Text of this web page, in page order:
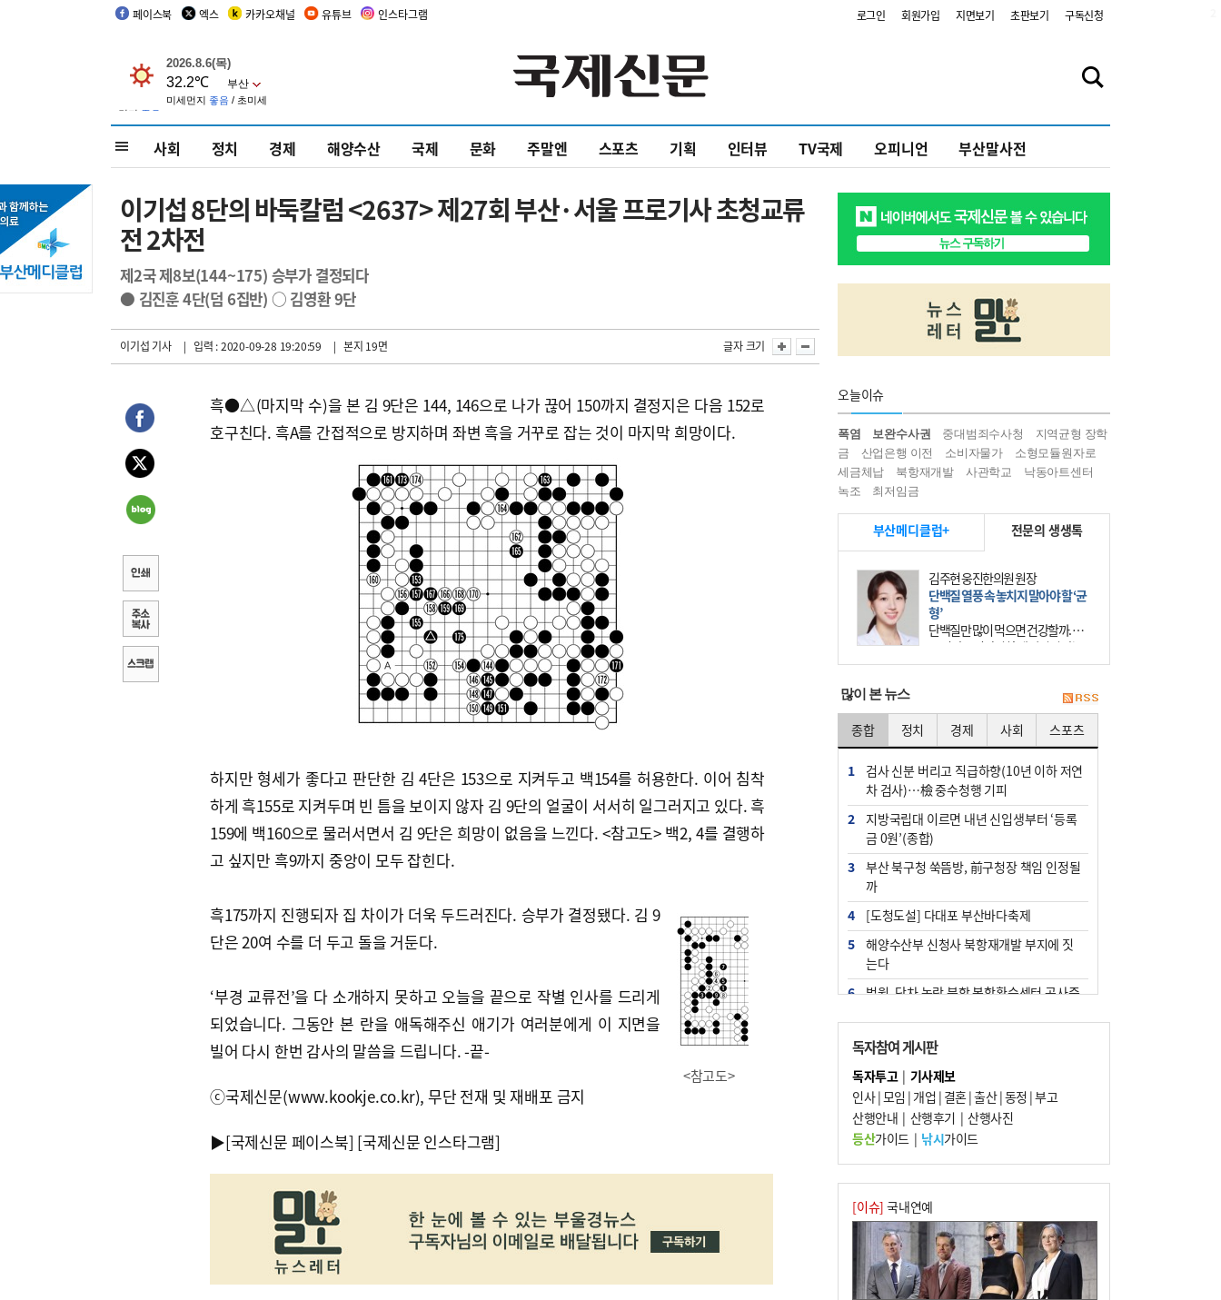
페이스북 엑스 카카오채널 유튜브 인스타그램 로그인 회원가입 지면보기 초판보기 구독신청
사회 정치 경제 해양수산 국제 문화 주말엔 스포츠 기획 인터뷰 TV국제 오피니언 부산말사전
이기섭 8단의 바둑칼럼 <2637> 제27회 부산·서울 프로기사 초청교류
전 2차전
제2국 제8보(144~175) 승부가 결정되다
● 김진훈 4단(덤 6집반) ○ 김영환 9단
이기섭 기사 | 입력 : 2020-09-28 19:20:59 | 본지 19면 글자 크기
흑●△(마지막 수)을 본 김 9단은 144, 146으로 나가 끊어 150까지 결정지은 다음 152로
호구친다. 흑A를 간접적으로 방지하며 좌변 흑을 거꾸로 잡는 것이 마지막 희망이다.
하지만 형세가 좋다고 판단한 김 4단은 153으로 지켜두고 백154를 허용한다. 이어 침착
하게 흑155로 지켜두며 빈 틈을 보이지 않자 김 9단의 얼굴이 서서히 일그러지고 있다. 흑
159에 백160으로 물러서면서 김 9단은 희망이 없음을 느낀다. <참고도> 백2, 4를 결행하
고 싶지만 흑9까지 중앙이 모두 잡힌다.
<참고도>
흑175까지 진행되자 집 차이가 더욱 두드러진다. 승부가 결정됐다. 김 9
단은 20여 수를 더 두고 돌을 거둔다.
‘부경 교류전’을 다 소개하지 못하고 오늘을 끝으로 작별 인사를 드리게
되었습니다. 그동안 본 란을 애독해주신 애기가 여러분에게 이 지면을
빌어 다시 한번 감사의 말씀을 드립니다. -끝-
ⓒ국제신문(www.kookje.co.kr), 무단 전재 및 재배포 금지
▶[국제신문 페이스북] [국제신문 인스타그램]
오늘이슈
폭염 보완수사권 중대범죄수사청
지역균형 장학
금
산업은행 이전 소비자물가
소형모듈원자로
세금체납
북항재개발 사관학교
낙동아트센터
녹조
최저임금
부산메디클럽+ 전문의 생생톡
김주현 웅진한의원 원장
단백질 열풍 속 놓치지 말아야 할 ‘균
형’
단백질만 많이 먹으면 건강할까. 요
즘 건강을 이야기할 때 빠지지 않는
키워드가 단백질이다. 헬스장을 다니
많이 본 뉴스
종합 정치 경제 사회 스포츠
1
검사 신분 버리고 직급하향(10년 이하 저연
차 검사)…檢 중수청행 기피
2
지방국립대 이르면 내년 신입생부터 ‘등록
금 0원’(종합)
3
부산 북구청 쑥뜸방, 前구청장 책임 인정될
까
4
[도청도설] 다대포 부산바다축제
5
해양수산부 신청사 북항재개발 부지에 짓
는다
6
법원, 단차 논란 북항 복합환승센터 공사중
7
지역 상권도 말라죽을 판이라…가뭄 속 밀
양물축제 강행 논란
8
통영시민 추석 전 35만 원 받는다
9
부산 철강공장 50대 노동자 추락사
10 국힘 부산시당, ‘정이한 조력’ 시의원 윤리
위에…‘한동훈 지지’도 신고접수
독자참여 게시판
독자투고| 기사제보
인사|모임 | 개업 | 결혼|출산|동정 |부고
산행안내 | 산행후기 | 산행사진
등산가이드| 낚시가이드
[이슈] 국내연예